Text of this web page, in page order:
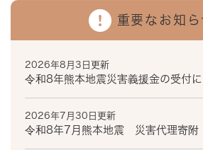
重要なお知ら
2026年8月3日更新
令和8年熊本地震災害義援金の受付
2026年7月30日更新
令和8年7月熊本地震 災害代理寄附